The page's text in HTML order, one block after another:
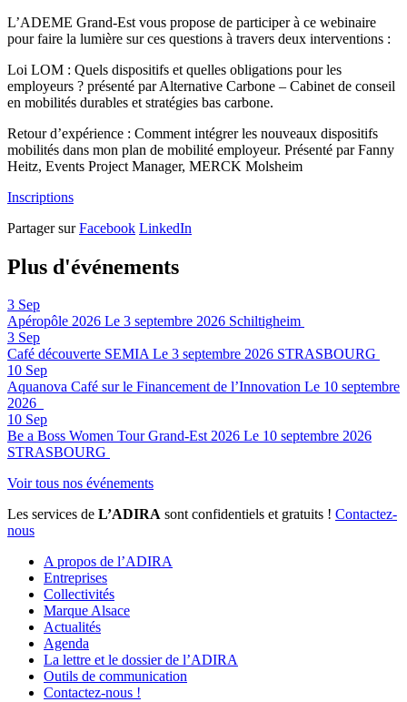
L’ADEME Grand-Est vous propose de participer à ce webinaire
pour faire la lumière sur ces questions à travers deux interventions :
Loi LOM : Quels dispositifs et quelles obligations pour les
employeurs ? présenté par Alternative Carbone – Cabinet de conseil
en mobilités durables et stratégies bas carbone.
Retour d’expérience : Comment intégrer les nouveaux dispositifs
mobilités dans mon plan de mobilité employeur. Présenté par Fanny
Heitz, Events Project Manager, MERCK Molsheim
Inscriptions
Partager sur Facebook LinkedIn
Plus d'événements
3 Sep
Apéropôle 2026 Le 3 septembre 2026 Schiltigheim
3 Sep
Café découverte SEMIALe 3 septembre 2026 STRASBOURG
10 Sep
Aquanova Café sur le Financement de l’Innovation Le 10 septembre
2026
10 Sep
Be a Boss Women Tour Grand-Est 2026 Le 10 septembre 2026
STRASBOURG
Voir tous nos événements
Les services de L’ADIRA sont confidentiels et gratuits ! Contactez-
nous
A propos de l’ADIRA
Entreprises
Collectivités
Marque Alsace
Actualités
Agenda
La lettre et le dossier de l’ADIRA
Outils de communication
Contactez-nous !